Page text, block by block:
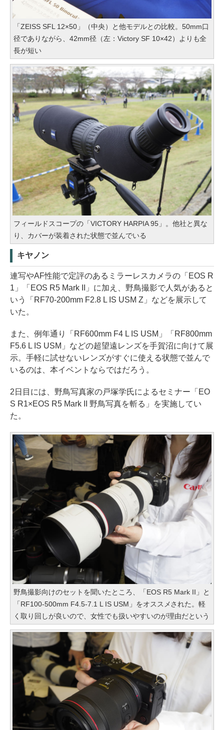
「ZEISS SFL 12×50」（中央）と他モデルとの比較。50mm口
径でありながら、42mm径（左：Victory SF 10×42）よりも全
長が短い
フィールドスコープの「VICTORY HARPIA 95」。他社と異な
り、カバーが装着された状態で並んでいる
キヤノン
連写やAF性能で定評のあるミラーレスカメラの「EOS R
1」「EOS R5 Mark II」に加え、野鳥撮影で人気があると
いう「RF70-200mm F2.8 L IS USM Z」などを展示して
いた。
また、例年通り「RF600mm F4 L IS USM」「RF800mm
F5.6 L IS USM」などの超望遠レンズを手賀沼に向けて展
示。手軽に試せないレンズがすぐに使える状態で並んで
いるのは、本イベントならではだろう。
2日目には、野鳥写真家の戸塚学氏によるセミナー「EO
S R1×EOS R5 Mark II 野鳥写真を斬る」を実施してい
た。
野鳥撮影向けのセットを聞いたところ、「EOS R5 Mark II」と
「RF100-500mm F4.5-7.1 L IS USM」をオススメされた。軽
く取り回しが良いので、女性でも扱いやすいのが理由だという